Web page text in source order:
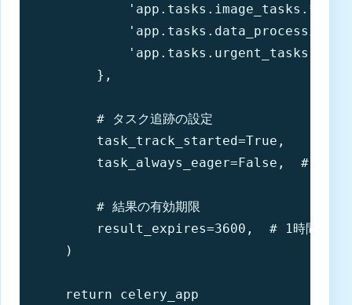
'app.tasks.image_tasks.*':
'app.tasks.urgent_tasks.*':
        },
        # タスク追跡の設定
        task_track_started=True,
task_always_eager=False,  # 開発時
        # 結果の有効期限
        result_expires=3600,  # 1時間
    )
    return celery_app